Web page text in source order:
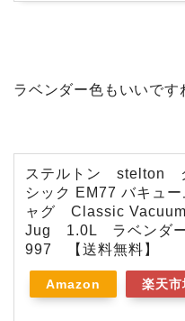
ラベンダー色もいいです
ステルトン stelton
シック EM77 バキュー
ャグ Classic Vacuum
Jug 1.0L ラベンダ
997 【送料無料】
Amazon 楽天市